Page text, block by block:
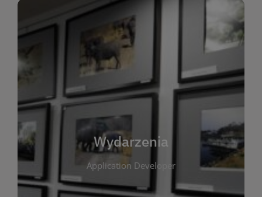
Wydarzenia
Application Developer
Wydarzenia
W tej zakładce publikujemy informacje o
wszystkich wydarzeniach organizowanych przez
bibliotekę. Znajdziesz tu zapowiedzi spotkań
autorskich, warsztatów, prelekcji i zajęć
tematycznych dla różnych grup wiekowych. Każde
wydarzenie ma na celu promowanie kultury
czytelniczej oraz integrację społeczności lokalnej.
Dzięki kalendarzowi wydarzeń możesz łatwo